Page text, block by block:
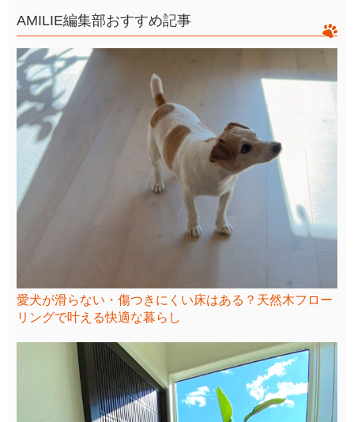
AMILIE編集部おすすめ記事
愛犬が滑らない・傷つきにくい床はある？天然木フロー
リングで叶える快適な暮らし